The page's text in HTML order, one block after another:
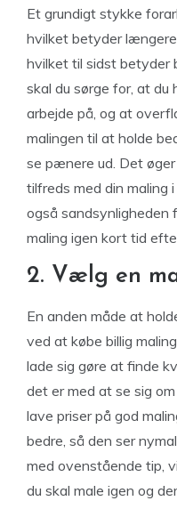
Et grundigt stykke
hvilket betyder længere
hvilket til sidst betyder
skal du sørge for, at
arbejde på, og at
malingen til at holde
se pænere ud. Det
tilfreds med din maling
også sandsynligheden
maling igen kort tid
2. Vælg en
En anden måde at
ved at købe billig
lade sig gøre at finde
det er med at se sig
lave priser på god
bedre, så den ser
med ovenstående tip,
du skal male igen og